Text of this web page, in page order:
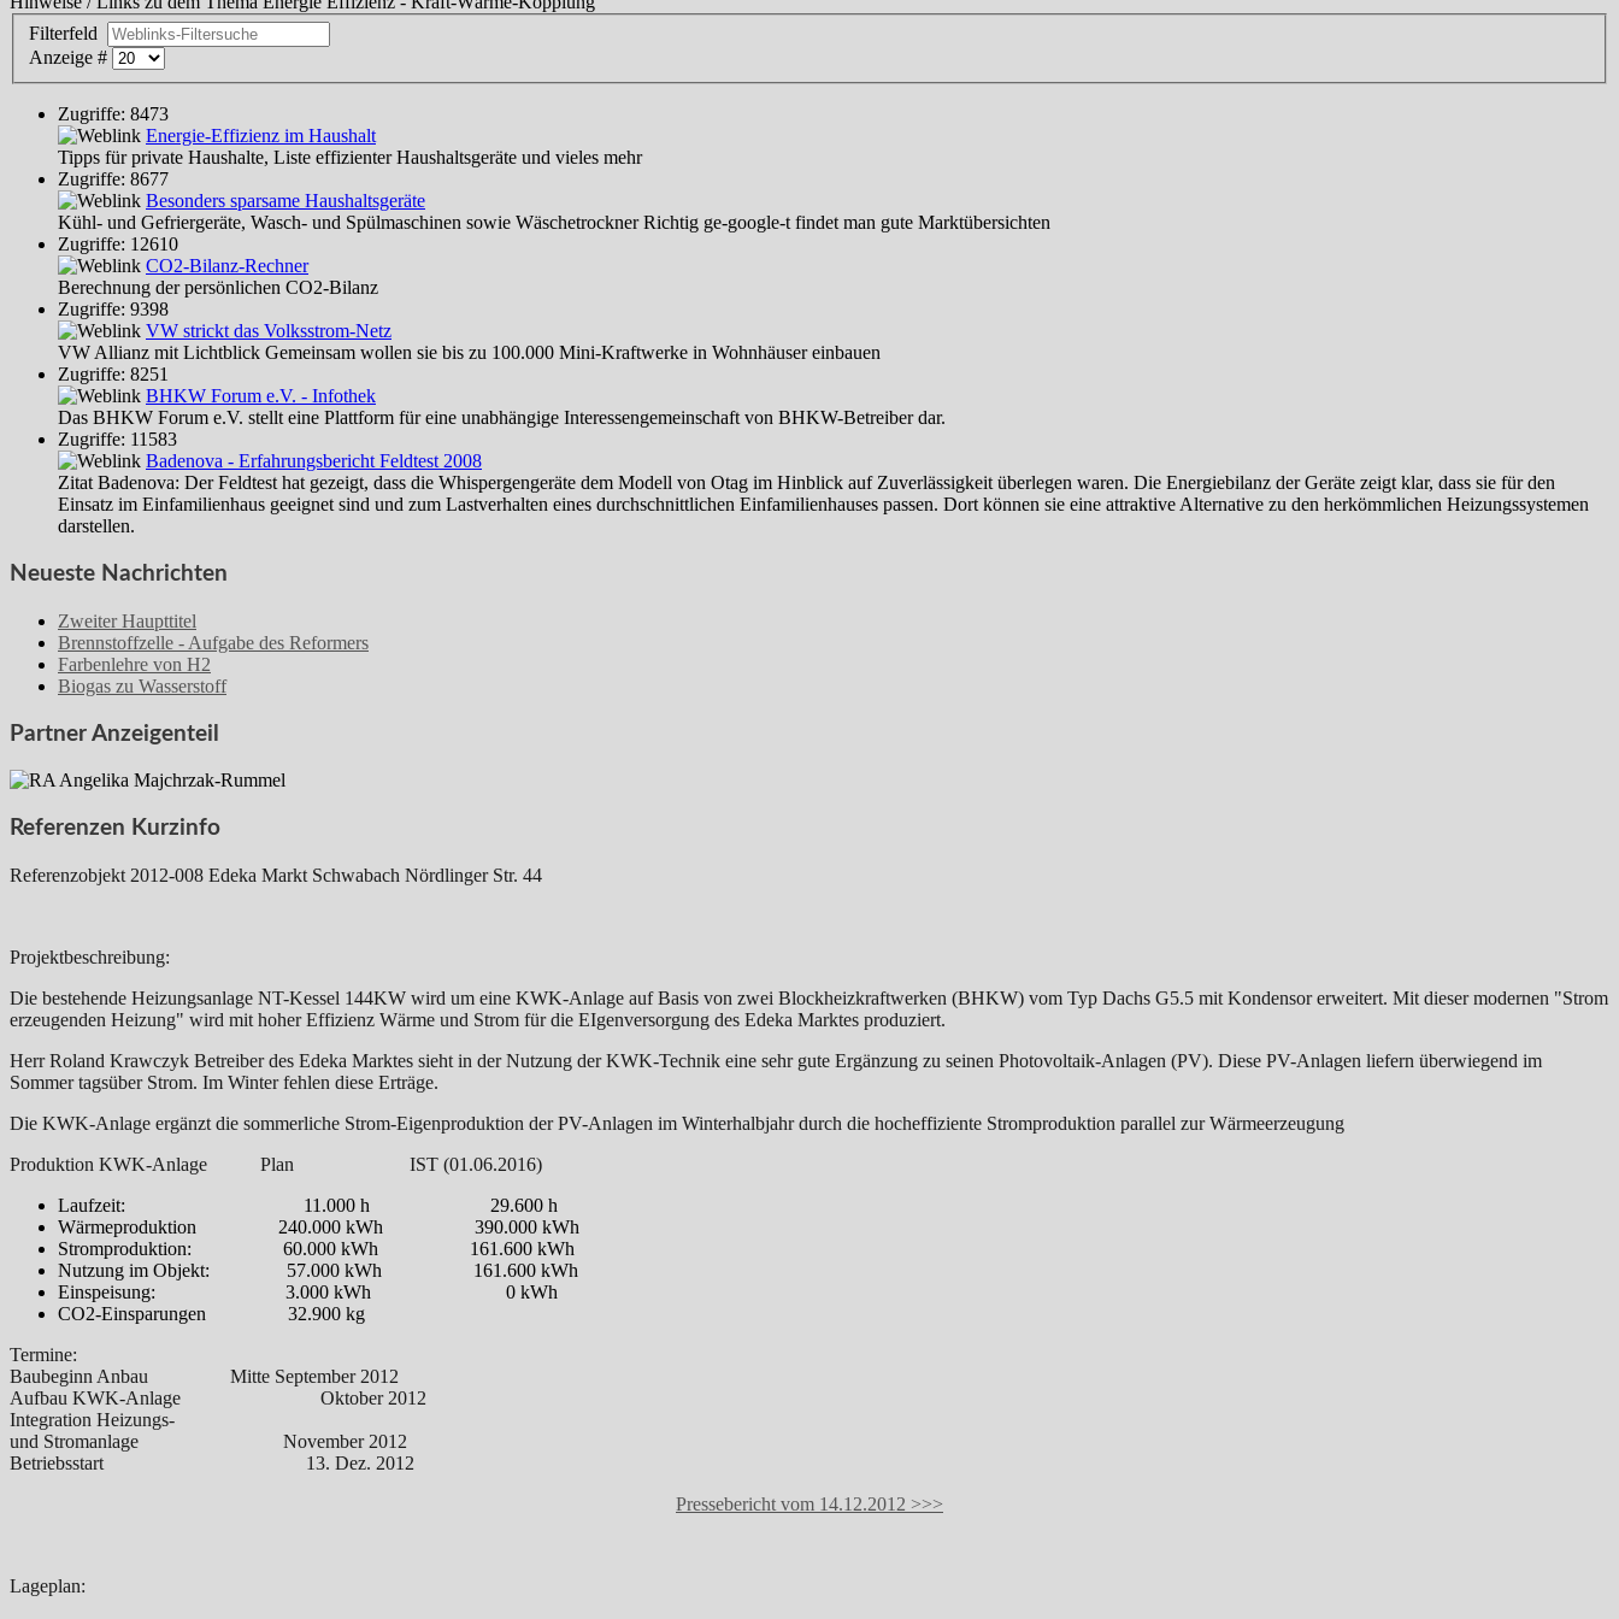
Filterfeld
Anzeige #
Zugriffe: 8473
Energie-Effizienz im Haushalt
Tipps für private Haushalte, Liste effizienter Haushaltsgeräte und vieles mehr
Zugriffe: 8677
Besonders sparsame Haushaltsgeräte
Kühl- und Gefriergeräte, Wasch- und Spülmaschinen sowie Wäschetrockner Richtig ge-google-t findet man gute Marktübersichten
Zugriffe: 12610
CO2-Bilanz-Rechner
Berechnung der persönlichen CO2-Bilanz
Zugriffe: 9398
VW strickt das Volksstrom-Netz
VW Allianz mit Lichtblick Gemeinsam wollen sie bis zu 100.000 Mini-Kraftwerke in Wohnhäuser einbauen
Zugriffe: 8251
BHKW Forum e.V. - Infothek
Das BHKW Forum e.V. stellt eine Plattform für eine unabhängige Interessengemeinschaft von BHKW-Betreiber dar.
Zugriffe: 11583
Badenova - Erfahrungsbericht Feldtest 2008
Zitat Badenova: Der Feldtest hat gezeigt, dass die Whispergengeräte dem Modell von Otag im Hinblick auf Zuverlässigkeit überlegen waren. Die Energiebilanz der Geräte zeigt klar, dass sie für den
Einsatz im Einfamilienhaus geeignet sind und zum Lastverhalten eines durchschnittlichen Einfamilienhauses passen. Dort können sie eine attraktive Alternative zu den herkömmlichen Heizungssystemen
darstellen.
Neueste Nachrichten
Zweiter Haupttitel
Brennstoffzelle - Aufgabe des Reformers
Farbenlehre von H2
Biogas zu Wasserstoff
Partner Anzeigenteil
Referenzen Kurzinfo
Referenzobjekt 2012-008 Edeka Markt Schwabach Nördlinger Str. 44
Projektbeschreibung:
Die bestehende Heizungsanlage NT-Kessel 144KW wird um eine KWK-Anlage auf Basis von zwei Blockheizkraftwerken (BHKW) vom Typ Dachs G5.5 mit Kondensor erweitert. Mit dieser modernen "Strom
erzeugenden Heizung" wird mit hoher Effizienz Wärme und Strom für die EIgenversorgung des Edeka Marktes produziert.
Herr Roland Krawczyk Betreiber des Edeka Marktes sieht in der Nutzung der KWK-Technik eine sehr gute Ergänzung zu seinen Photovoltaik-Anlagen (PV). Diese PV-Anlagen liefern überwiegend im
Sommer tagsüber Strom. Im Winter fehlen diese Erträge.
Die KWK-Anlage ergänzt die sommerliche Strom-Eigenproduktion der PV-Anlagen im Winterhalbjahr durch die hocheffiziente Stromproduktion parallel zur Wärmeerzeugung
Produktion KWK-Anlage Plan IST (01.06.2016)
Laufzeit: 11.000 h 29.600 h
Wärmeproduktion 240.000 kWh 390.000 kWh
Stromproduktion: 60.000 kWh 161.600 kWh
Nutzung im Objekt: 57.000 kWh 161.600 kWh
Einspeisung: 3.000 kWh 0 kWh
CO2-Einsparungen 32.900 kg
Termine:
Baubeginn Anbau Mitte September 2012
Aufbau KWK-Anlage Oktober 2012
Integration Heizungs-
und Stromanlage November 2012
Betriebsstart 13. Dez. 2012
Pressebericht vom 14.12.2012 >>>
Lageplan: